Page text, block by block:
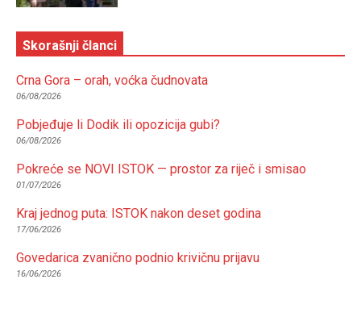
Skorašnji članci
Crna Gora – orah, voćka čudnovata
06/08/2026
Pobjeđuje li Dodik ili opozicija gubi?
06/08/2026
Pokreće se NOVI ISTOK — prostor za riječ i smisao
01/07/2026
Kraj jednog puta: ISTOK nakon deset godina
17/06/2026
Govedarica zvanično podnio krivičnu prijavu
16/06/2026